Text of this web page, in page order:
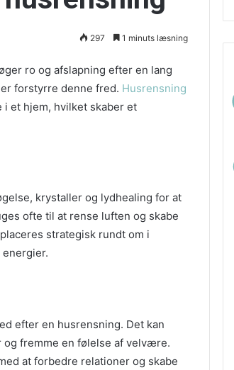
297 1 minuts læsning
ro og afslapning efter en lang
forstyrre denne fred. Husrensning
et hjem, hvilket skaber et
krystaller og lydhealing for at
ofte til at rense luften og skabe
strategisk rundt om i
efter en husrensning. Det kan
fremme en følelse af velvære.
at forbedre relationer og skabe